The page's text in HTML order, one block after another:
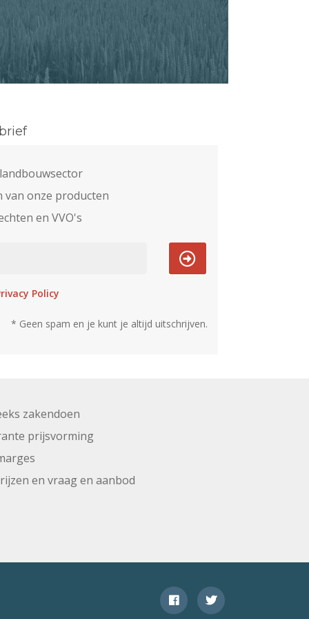
van onze producten
en VVO's
Policy
* Geen spam en je kunt je altijd uitschrijven.
zakendoen
prijsvorming
en vraag en aanbod